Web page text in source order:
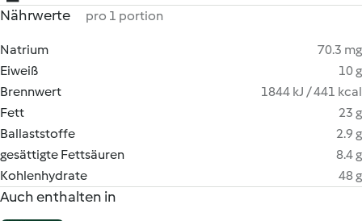
Nährwerte pro 1 portion
Natrium
70.3 mg
Eiweiß
10 g
Brennwert
1844 kJ / 441 kcal
Fett
23 g
Ballaststoffe
2.9 g
gesättigte Fettsäuren
8.4 g
Kohlenhydrate
48 g
Auch enthalten in